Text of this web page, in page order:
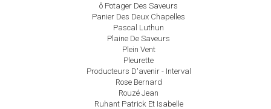
ô Potager Des Saveurs
Panier Des Deux Chapelles
Pascal Luthun
Plaine De Saveurs
Plein Vent
Pleurette
Producteurs D'avenir - Interval
Rose Bernard
Rouzé Jean
Ruhant Patrick Et Isabelle